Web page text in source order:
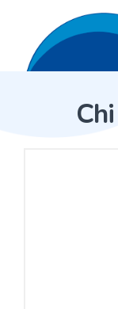
Trang Chủ
Nhà phân
Nhà sản